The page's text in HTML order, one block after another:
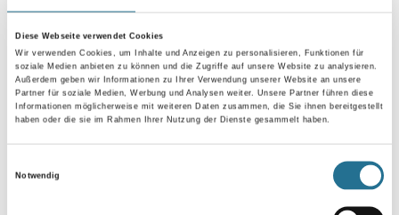
Diese Webseite verwendet Cookies
Wir verwenden Cookies, um Inhalte und Anzeigen zu personalisieren, Funktionen für
soziale Medien anbieten zu können und die Zugriffe auf unsere Website zu analysieren.
Außerdem geben wir Informationen zu Ihrer Verwendung unserer Website an unsere
Partner für soziale Medien, Werbung und Analysen weiter. Unsere Partner führen diese
Informationen möglicherweise mit weiteren Daten zusammen, die Sie ihnen bereitgestellt
haben oder die sie im Rahmen Ihrer Nutzung der Dienste gesammelt haben.
Notwendig
Gebinde